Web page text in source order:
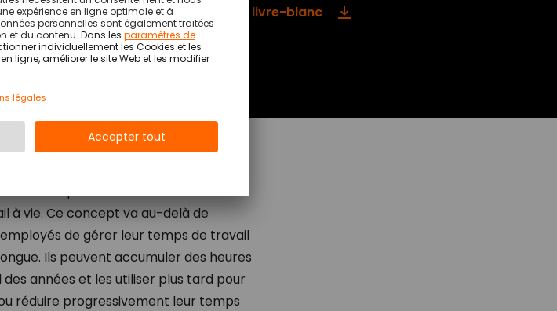
Accéder au livre-blanc
de temps de travail est l'instauration
à vie. Ce concept va au-delà de
de gérer leur temps de travail
Ils peuvent accumuler des heures
années et les utiliser plus tard pour
réduire progressivement leur temps